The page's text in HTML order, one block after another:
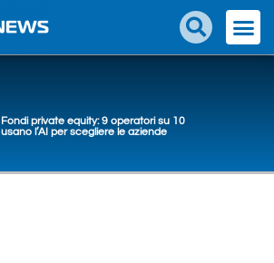
Fondi private equity: 9 operatori su 10
usano l’AI per scegliere le aziende